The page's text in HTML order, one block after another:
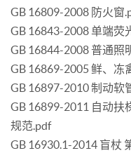
GB 16809-2008 防火窗
GB 16843-2008 单端荧
GB 16844-2008 普通照
GB 16869-2005 鲜、冻
GB 16897-2010 制动软
GB 16899-2011 自动扶
规范.pdf
GB 16930.1-2014 盲杖